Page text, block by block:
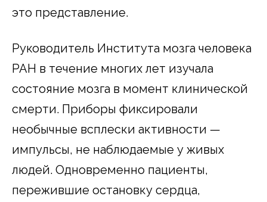
это представление.
Руководитель Института мозга человека
РАН в течение многих лет изучала
состояние мозга в момент клинической
смерти. Приборы фиксировали
необычные всплески активности —
импульсы, не наблюдаемые у живых
людей. Одновременно пациенты,
пережившие остановку сердца,